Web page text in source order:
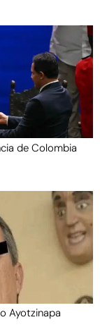
de Colombia
Ayotzinapa